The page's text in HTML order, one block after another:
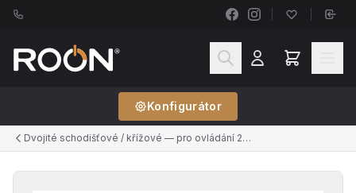
Konfigurátor
Dvojité schodišťové / křížové — pro ovládání 2 světel ze 2+ míst (řazení č.6+6, č.7+7)